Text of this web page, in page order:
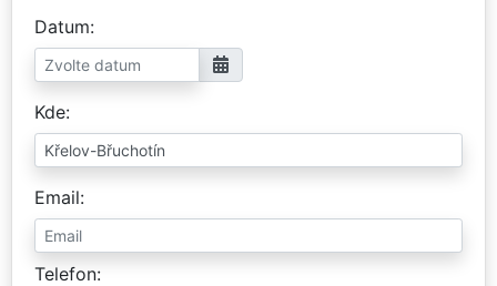
Datum
Kde
Email
Telefon